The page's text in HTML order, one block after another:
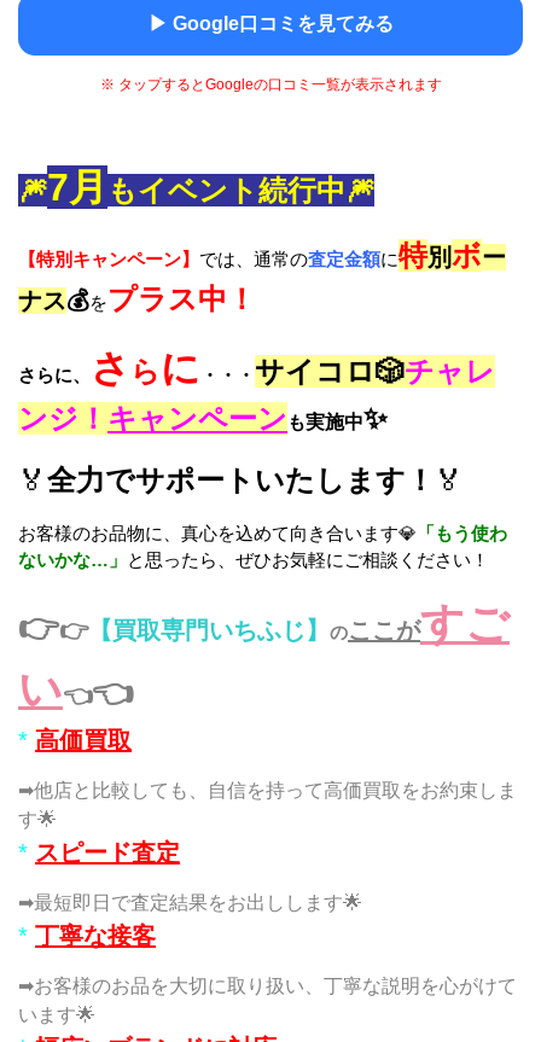
▶ Google口コミを見てみる
※ タップするとGoogleの口コミ一覧が表示されます
🎆7月 もイベント続行中🎆
【特別キャンペーン】 では、通常の査定金額に特別ボー
ナス💰をプラス中！
さらに、 さ ら に ・・・ サイコロ🎲チャレ
ンジ！ キャンペーン も実施中✨
🏅 全力でサポートいたします！ 🏅
お客様のお品物に、真心を込めて向き合います💎 「もう使わ
ないかな…」 と思ったら、ぜひお気軽にご相談ください！
👉👉【買取専門いちふじ】 のここがすご
い👈👈
* 高価買取
➡他店と比較しても、自信を持って高価買取をお約束しま
す🌟
* スピード査定
➡最短即日で査定結果をお出しします🌟
* 丁寧な接客
➡お客様のお品を大切に取り扱い、丁寧な説明を心がけて
います🌟